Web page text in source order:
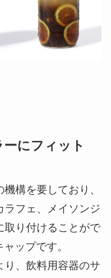
にフィット
構を要しており、
ラフェ、メイソンジ
取り付けることがで
ップです。
り、飲料用容器のサ